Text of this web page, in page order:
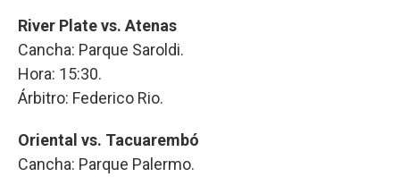
River Plate vs. Atenas
Cancha: Parque Saroldi.
Hora: 15:30.
Árbitro: Federico Rio.
Oriental vs. Tacuarembó
Cancha: Parque Palermo.